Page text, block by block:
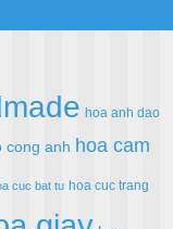
hoa anh dao
cong anh hoa cam
cuc bat tu hoa cuc trang